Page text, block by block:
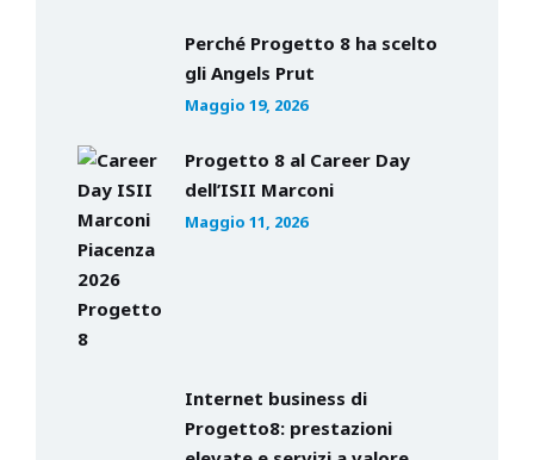
Perché Progetto 8 ha scelto
gli Angels Prut
Maggio 19, 2026
Progetto 8 al Career Day
dell’ISII Marconi
Maggio 11, 2026
Internet business di
Progetto8: prestazioni